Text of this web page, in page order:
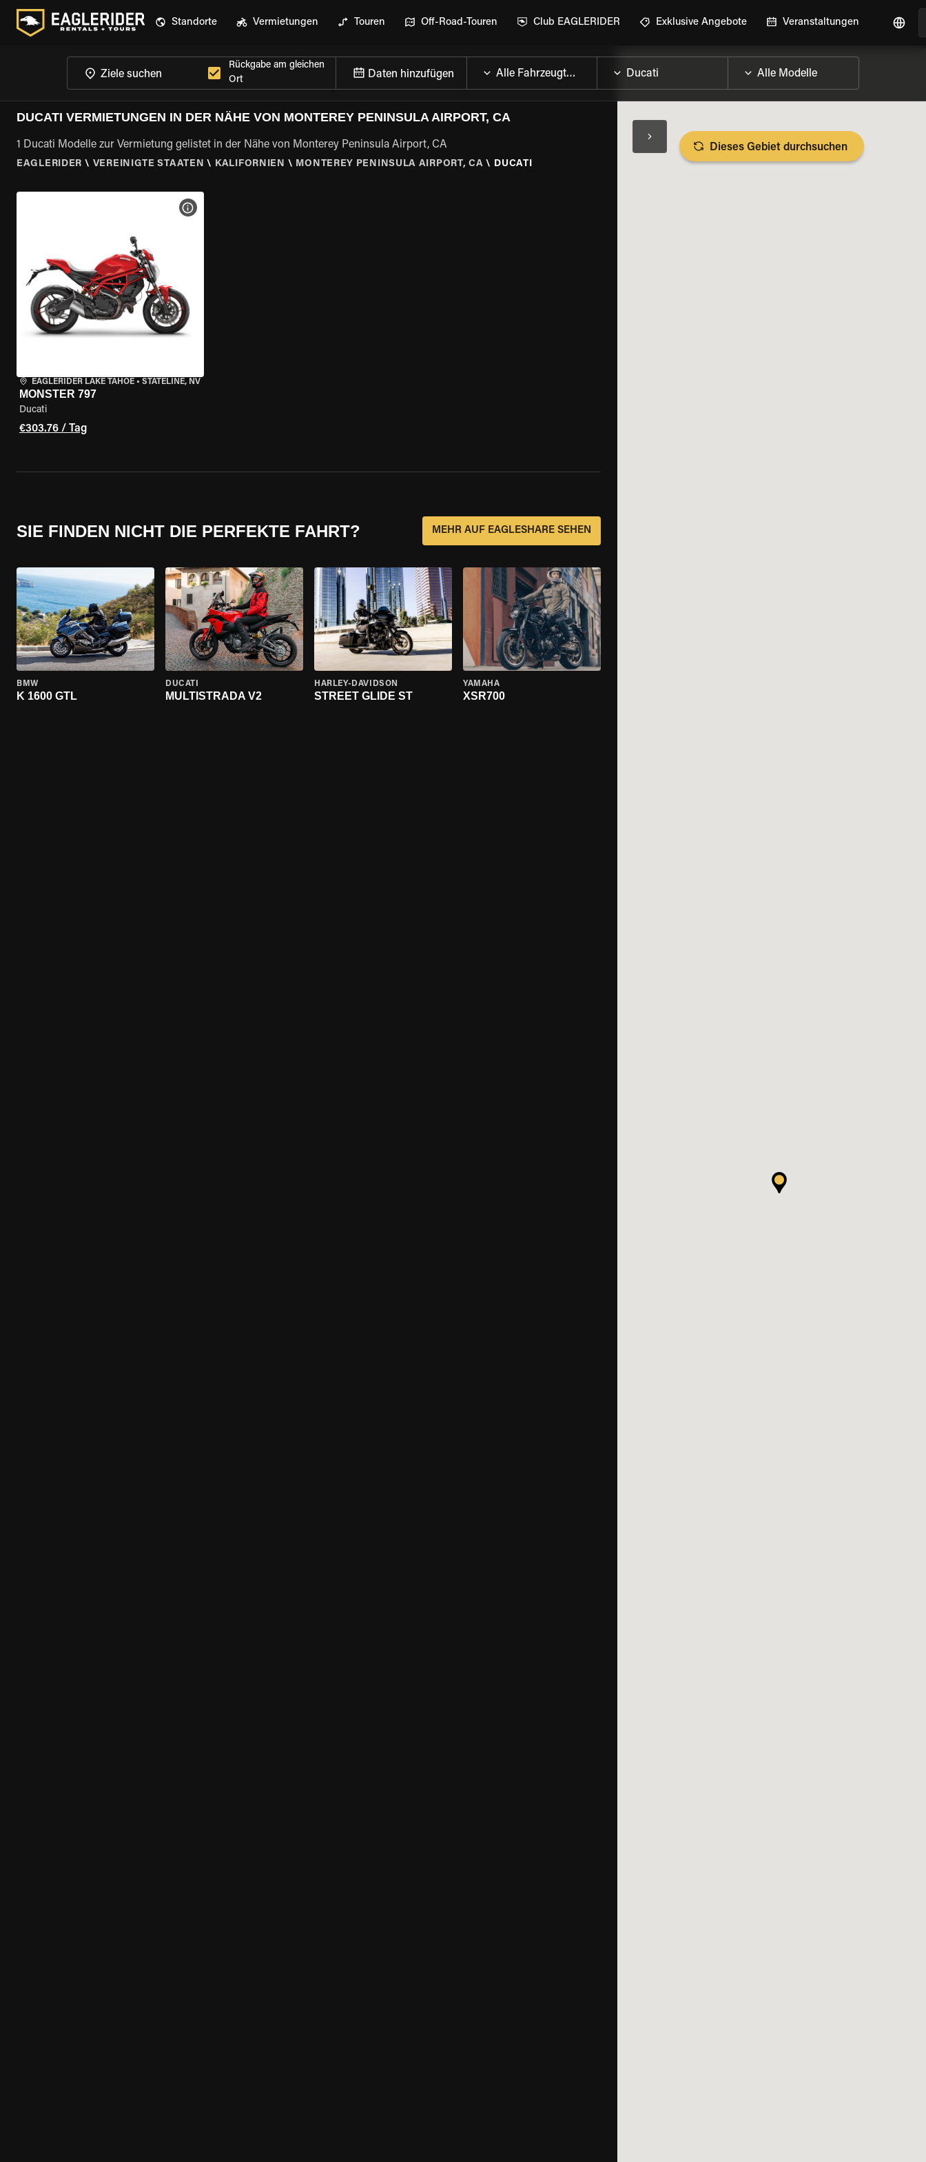
Standorte Vermietungen Touren Off-Road-Touren Club EAGLERIDER Exklusive Angebote Veranstaltungen
Rückgabe am gleichen
Ort
Daten hinzufügen
DUCATI VERMIETUNGEN IN DER NÄHE VON MONTEREY PENINSULA AIRPORT, CA
1 Ducati Modelle zur Vermietung gelistet in der Nähe von Monterey Peninsula Airport, CA
EAGLERIDER \ VEREINIGTE STAATEN \ KALIFORNIEN \ MONTEREY PENINSULA AIRPORT, CA \ DUCATI
EAGLERIDER LAKE TAHOE • STATELINE, NV
MONSTER 797
Ducati
€303.76 / Tag
MOTORRAD-DETAILS ANZEIGEN
SIE FINDEN NICHT DIE PERFEKTE FAHRT? MEHR AUF EAGLESHARE SEHEN
BMW
K 1600 GTL
DUCATI
MULTISTRADA V2
HARLEY-DAVIDSON
STREET GLIDE ST
YAMAHA
XSR700
Dieses Gebiet durchsuchen